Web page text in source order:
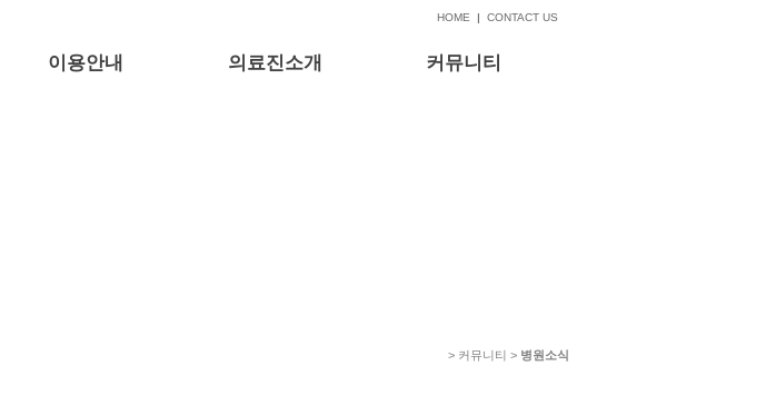
HOME | CONTACT US
이용안내 의료진소개 커뮤니티
> 커뮤니티 > 병원소식